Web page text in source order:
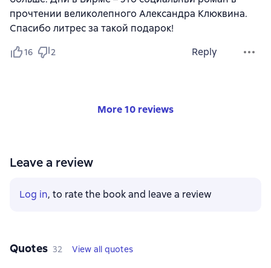
прочтении великолепного Александра Клюквина.
Спасибо литрес за такой подарок!
16 2 Reply
More 10 reviews
Leave a review
Log in, to rate the book and leave a review
Quotes 32 View all quotes